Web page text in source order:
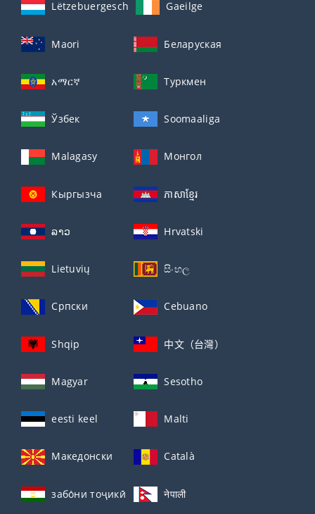
Lëtzebuergesch Gaeilge
Maori Беларуская
አማርኛ Туркмен
Ўзбек Soomaaliga
Malagasy Монгол
Кыргызча ភាសាខ្មែរ
ລາວ Hrvatski
Lietuvių සිංහල
Српски Cebuano
Shqip 中文（台灣）
Magyar Sesotho
eesti keel Malti
Македонски Català
забо́ни тоҷикӣ́ नेपाली